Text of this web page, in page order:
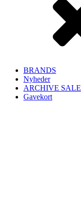
BRANDS
Nyheder
ARCHIVE SALE
Gavekort